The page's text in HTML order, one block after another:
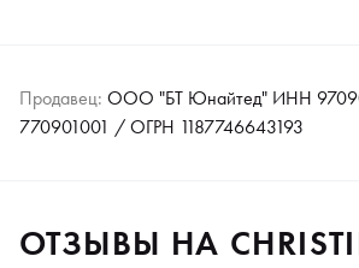
Продавец: ООО "БТ Юнайтед" ИНН
770901001 / ОГРН 1187746643193
ОТЗЫВЫ НА